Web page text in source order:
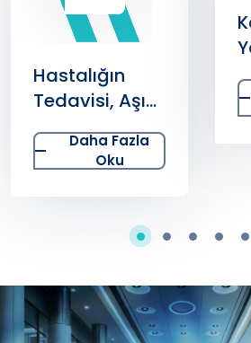
Hastalığın
Tedavisi, Aşısı
Var Mıdır?
Daha Fazla
Oku